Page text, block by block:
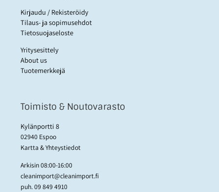
Kirjaudu / Rekisteröidy
Tilaus- ja sopimusehdot
Tietosuojaseloste
Yritysesittely
About us
Tuotemerkkejä
Toimisto & Noutovarasto
Kylänportti 8
02940 Espoo
Kartta & Yhteystiedot
Arkisin 08:00-16:00
cleanimport@cleanimport.fi
puh.09 849 4910